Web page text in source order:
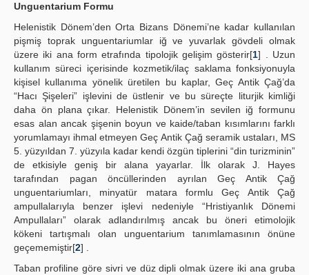
Unguentarium Formu
Helenistik Dönem’den Orta Bizans Dönemi’ne kadar kullanılan
pişmiş toprak unguentariumlar iğ ve yuvarlak gövdeli olmak
üzere iki ana form etrafında tipolojik gelişim gösterir[1] . Uzun
kullanım süreci içerisinde kozmetik/ilaç saklama fonksiyonuyla
kişisel kullanıma yönelik üretilen bu kaplar, Geç Antik Çağ’da
“Hacı Şişeleri” işlevini de üstlenir ve bu süreçte liturjik kimliği
daha ön plana çıkar. Helenistik Dönem’in sevilen iğ formunu
esas alan ancak şişenin boyun ve kaide/taban kısımlarını farklı
yorumlamayı ihmal etmeyen Geç Antik Çağ seramik ustaları, MS
5. yüzyıldan 7. yüzyıla kadar kendi özgün tiplerini “din turizminin”
de etkisiyle geniş bir alana yayarlar. İlk olarak J. Hayes
tarafından pagan öncüllerinden ayrılan Geç Antik Çağ
unguentariumları, minyatür matara formlu Geç Antik Çağ
ampullalarıyla benzer işlevi nedeniyle “Hristiyanlık Dönemi
Ampullaları” olarak adlandırılmış ancak bu öneri etimolojik
kökeni tartışmalı olan unguentarium tanımlamasının önüne
geçememiştir[2] .
Taban profiline göre sivri ve düz dipli olmak üzere iki ana gruba